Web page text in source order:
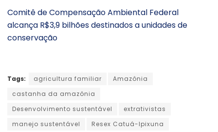
Comitê de Compensação Ambiental Federal
alcança R$3,9 bilhões destinados a unidades de
conservação
Tags: agricultura familiar
Amazônia
castanha da amazônia
Desenvolvimento sustentável
extrativistas
manejo sustentável
Resex Catuá-Ipixuna